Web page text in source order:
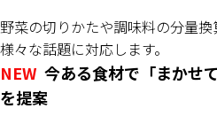
野菜の切りかたや調味料の分量
様々な話題に対応します。
NEW 今ある食材で「まかせ
を提案